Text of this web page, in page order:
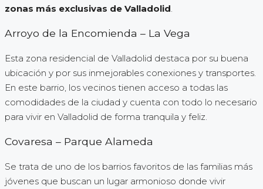
zonas más exclusivas de Valladolid
Arroyo de la Encomienda – La Vega
Esta zona residencial de Valladolid destaca por su buena
ubicación y por sus inmejorables conexiones y transportes.
En este barrio, los vecinos tienen acceso a todas las
comodidades de la ciudad y cuenta con todo lo necesario
para vivir en Valladolid de forma tranquila y feliz.
Covaresa – Parque Alameda
Se trata de uno de los barrios favoritos de las familias más
jóvenes que buscan un lugar armonioso donde vivir